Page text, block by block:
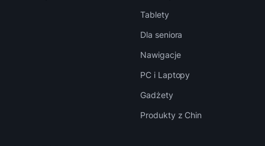
Tablety
Dla seniora
Nawigacje
PC i Laptopy
Gadżety
Produkty z Chin